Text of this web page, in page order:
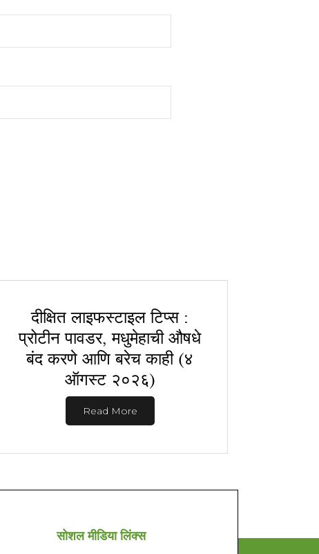
दीक्षित लाइफस्टाइल टिप्स :
प्रोटीन पावडर, मधुमेहाची औषधे
बंद करणे आणि बरेच काही (४
ऑगस्ट २०२६)
Read More
सोशल मीडिया लिंक्स